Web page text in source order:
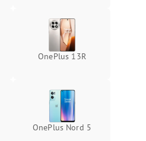
OnePlus 13R
OnePlus Nord 5